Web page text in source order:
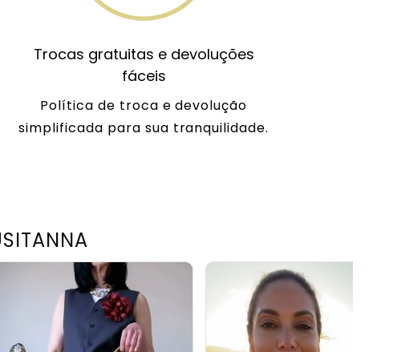
Trocas gratuitas e devoluções
fáceis
Política de troca e devolução
simplificada para sua tranquilidade.